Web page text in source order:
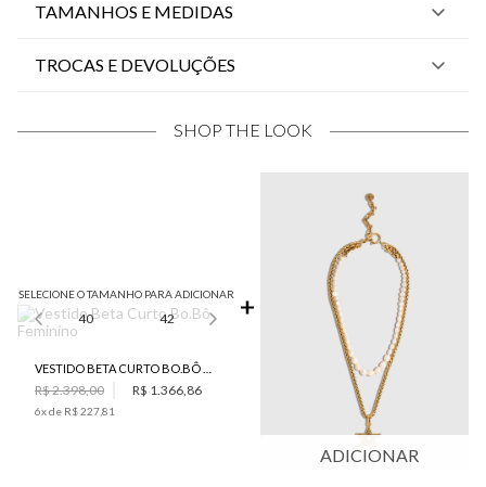
TAMANHOS E MEDIDAS
TROCAS E DEVOLUÇÕES
SHOP THE LOOK
SELECIONE O TAMANHO PARA ADICIONAR
40 42
R$ 2.398,00 R$ 1.366,86
6x de R$ 227,81
ADICIONAR